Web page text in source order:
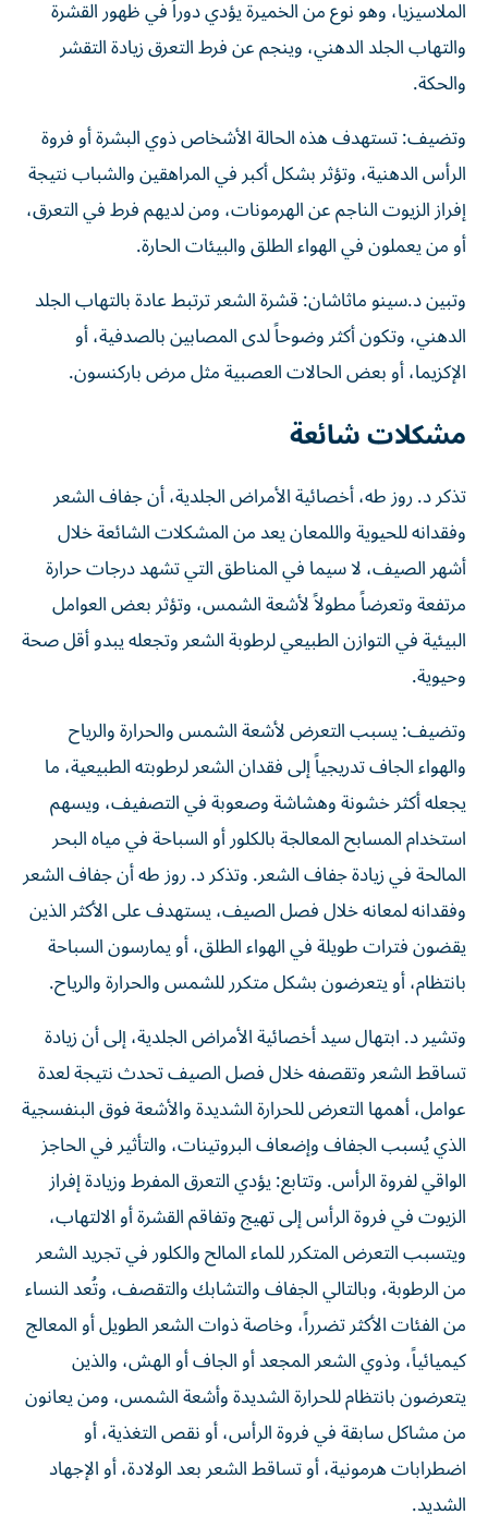
الملاسيزيا، وهو نوع من الخميرة يؤدي دوراً في ظهور القشرة
والتهاب الجلد الدهني، وينجم عن فرط التعرق زيادة التقشر
والحكة.
وتضيف: تستهدف هذه الحالة الأشخاص ذوي البشرة أو فروة
الرأس الدهنية، وتؤثر بشكل أكبر في المراهقين والشباب نتيجة
إفراز الزيوت الناجم عن الهرمونات، ومن لديهم فرط في التعرق،
أو من يعملون في الهواء الطلق والبيئات الحارة.
وتبين د.سينو ماثاشان: قشرة الشعر ترتبط عادة بالتهاب الجلد
الدهني، وتكون أكثر وضوحاً لدى المصابين بالصدفية، أو
الإكزيما، أو بعض الحالات العصبية مثل مرض باركنسون.
مشكلات شائعة
تذكر د. روز طه، أخصائية الأمراض الجلدية، أن جفاف الشعر
وفقدانه للحيوية واللمعان يعد من المشكلات الشائعة خلال
أشهر الصيف، لا سيما في المناطق التي تشهد درجات حرارة
مرتفعة وتعرضاً مطولاً لأشعة الشمس، وتؤثر بعض العوامل
البيئية في التوازن الطبيعي لرطوبة الشعر وتجعله يبدو أقل صحة
وحيوية.
وتضيف: يسبب التعرض لأشعة الشمس والحرارة والرياح
والهواء الجاف تدريجياً إلى فقدان الشعر لرطوبته الطبيعية، ما
يجعله أكثر خشونة وهشاشة وصعوبة في التصفيف، ويسهم
استخدام المسابح المعالجة بالكلور أو السباحة في مياه البحر
المالحة في زيادة جفاف الشعر. وتذكر د. روز طه أن جفاف الشعر
وفقدانه لمعانه خلال فصل الصيف، يستهدف على الأكثر الذين
يقضون فترات طويلة في الهواء الطلق، أو يمارسون السباحة
بانتظام، أو يتعرضون بشكل متكرر للشمس والحرارة والرياح.
وتشير د. ابتهال سيد أخصائية الأمراض الجلدية، إلى أن زيادة
تساقط الشعر وتقصفه خلال فصل الصيف تحدث نتيجة لعدة
عوامل، أهمها التعرض للحرارة الشديدة والأشعة فوق البنفسجية
الذي يُسبب الجفاف وإضعاف البروتينات، والتأثير في الحاجز
الواقي لفروة الرأس. وتتابع: يؤدي التعرق المفرط وزيادة إفراز
الزيوت في فروة الرأس إلى تهيج وتفاقم القشرة أو الالتهاب،
ويتسبب التعرض المتكرر للماء المالح والكلور في تجريد الشعر
من الرطوبة، وبالتالي الجفاف والتشابك والتقصف، وتُعد النساء
من الفئات الأكثر تضرراً، وخاصة ذوات الشعر الطويل أو المعالج
كيميائياً، وذوي الشعر المجعد أو الجاف أو الهش، والذين
يتعرضون بانتظام للحرارة الشديدة وأشعة الشمس، ومن يعانون
من مشاكل سابقة في فروة الرأس، أو نقص التغذية، أو
اضطرابات هرمونية، أو تساقط الشعر بعد الولادة، أو الإجهاد
الشديد.